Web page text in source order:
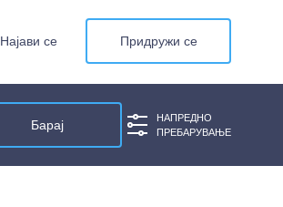
Најави се Придружи се
НАПРЕДНО
ПРЕБАРУВАЊЕ